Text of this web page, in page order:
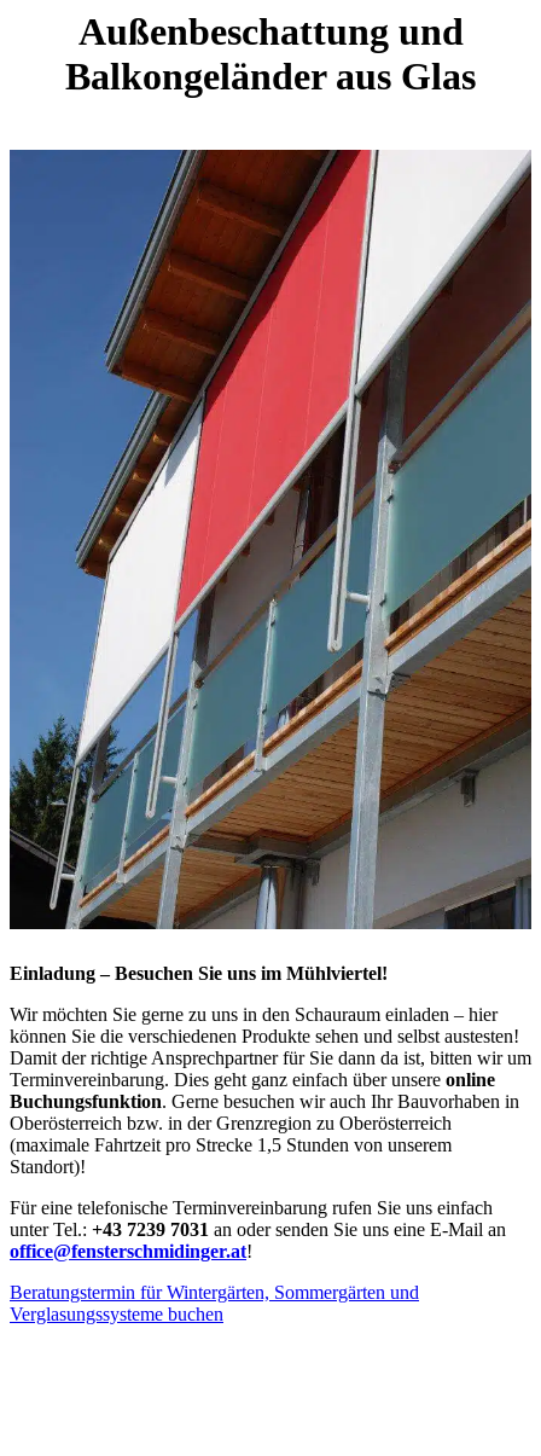
Außenbeschattung und
Balkongeländer aus Glas
Einladung – Besuchen Sie uns im Mühlviertel!
Wir möchten Sie gerne zu uns in den Schauraum einladen – hier
können Sie die verschiedenen Produkte sehen und selbst austesten!
Damit der richtige Ansprechpartner für Sie dann da ist, bitten wir um
Terminvereinbarung. Dies geht ganz einfach über unsere online
Buchungsfunktion. Gerne besuchen wir auch Ihr Bauvorhaben in
Oberösterreich bzw. in der Grenzregion zu Oberösterreich
(maximale Fahrtzeit pro Strecke 1,5 Stunden von unserem
Standort)!
Für eine telefonische Terminvereinbarung rufen Sie uns einfach
unter Tel.: +43 7239 7031 an oder senden Sie uns eine E-Mail an
office@fensterschmidinger.at!
Beratungstermin für Wintergärten, Sommergärten und
Verglasungssysteme buchen